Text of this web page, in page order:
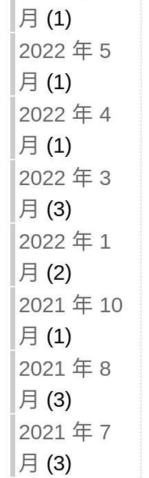
月 (1)
2022 年 5
月 (1)
2022 年 4
月 (1)
2022 年 3
月 (3)
2022 年 1
月 (2)
2021 年 10
月 (1)
2021 年 8
月 (3)
2021 年 7
月 (3)